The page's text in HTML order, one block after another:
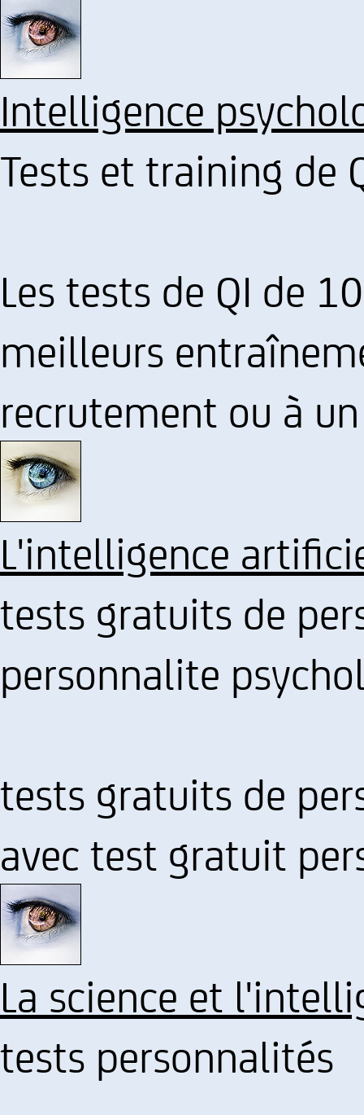
Intelligence
Tests et training de
Les tests de QI de
meilleurs
recrutement ou à
L'intelligence
tests gratuits de
personnalite
tests gratuits de
avec test gratuit
La science et
tests personnalités